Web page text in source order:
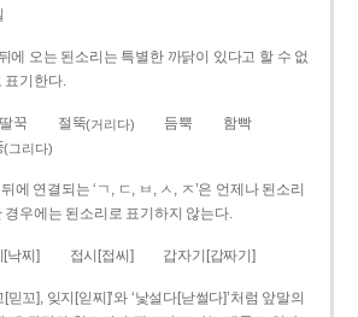
에 오는 된소리는 특별한 까닭이 있다고 할 수 없
표기한다.
딸꾹 절뚝(거리다) 듬뿍
함빡
(그리다)
에 연결되는 ‘ㄱ, ㄷ, ㅂ, ㅅ, ㅈ’은 언제나 된소리
경우에는 된소리로 표기하지 않는다.
[낙찌] 접시[접씨] 갑자기[갑짜기]
[믿꼬], 잊지[읻찌]’와 ‘낯설다[낟썰다]’처럼 앞말의